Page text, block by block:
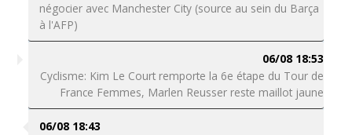
négocier avec Manchester City (source au sein du Barça
à l'AFP)
06/08 18:53
Cyclisme: Kim Le Court remporte la 6e étape du Tour de
France Femmes, Marlen Reusser reste maillot jaune
06/08 18:43